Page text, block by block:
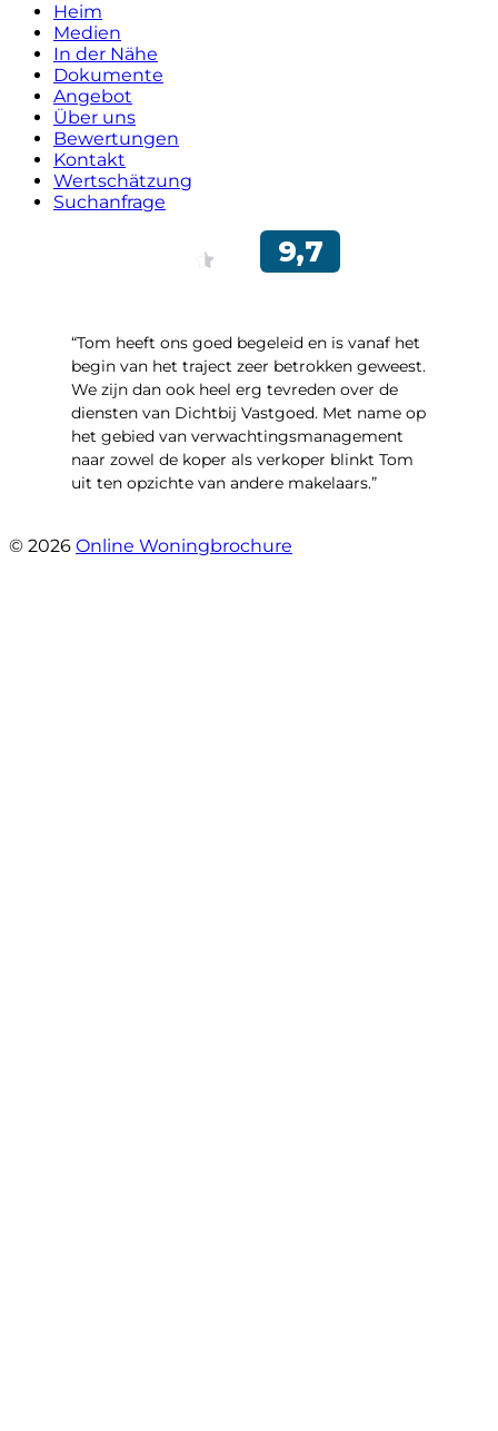
Heim
Medien
In der Nähe
Dokumente
Angebot
Über uns
Bewertungen
Kontakt
Wertschätzung
Suchanfrage
“Tom heeft ons goed begeleid en is vanaf het
begin van het traject zeer betrokken geweest.
We zijn dan ook heel erg tevreden over de
diensten van Dichtbij Vastgoed. Met name op
het gebied van verwachtingsmanagement
naar zowel de koper als verkoper blinkt Tom
uit ten opzichte van andere makelaars.”
© 2026 Online Woningbrochure